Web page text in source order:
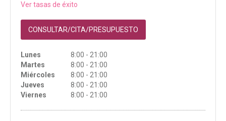
Ver tasas de éxito
CONSULTAR/CITA/PRESUPUESTO
Lunes
8:00 - 21:00
Martes
8:00 - 21:00
Miércoles
8:00 - 21:00
Jueves
8:00 - 21:00
Viernes
8:00 - 21:00